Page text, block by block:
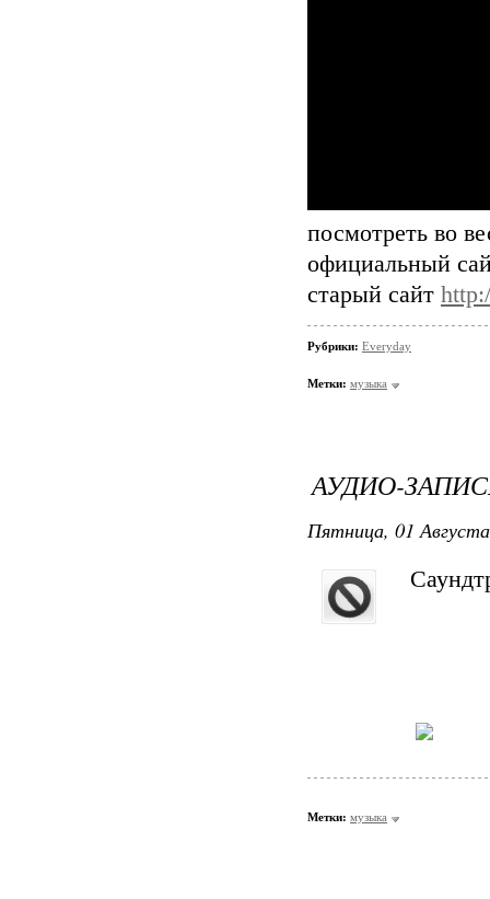
посмотреть во
официальный
старый сайт
Рубрики: Everyday
Метки: музыка
АУДИО-
Пятница, 01
Метки: музыка